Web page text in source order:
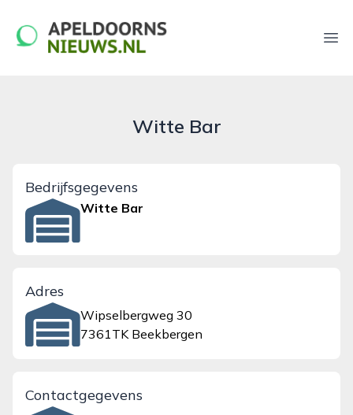
apeldoornsnieuws.nl
Witte Bar
Bedrijfsgegevens
Witte Bar
Adres
Wipselbergweg 30
7361TK Beekbergen
Contactgegevens